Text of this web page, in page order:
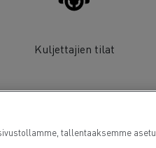
Kuljettajien tilat
tallentaaksemme